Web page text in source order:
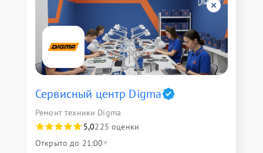
Сервисный центр Digma
Ремонт техники Digma
5,0225 оценки
Открыто до 21:00